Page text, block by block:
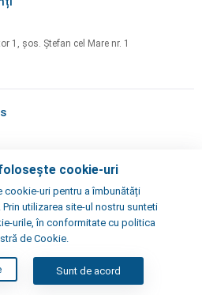
1, șos. Ștefan cel Mare nr. 1
5, bd. Regina Elisabeta, nr. 29-31
cookie-uri
uri pentru a îmbunătăți
utilizarea site-ul nostru sunteti
urile, în conformitate cu politica
de Cookie.
Sunt de acord